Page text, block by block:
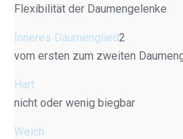
Flexibilität der Daumengelenke
Inneres Daumenglied2
vom ersten zum zweiten
Hart
nicht oder wenig biegbar
Weich